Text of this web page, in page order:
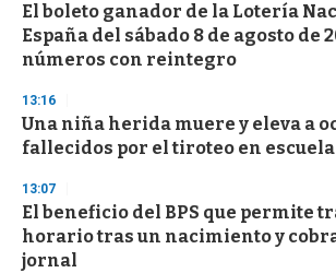
El boleto ganador de la Lotería
España del sábado 8 de agosto de
números con reintegro
13:16
Una niña herida muere y eleva a
fallecidos por el tiroteo en
13:07
El beneficio del BPS que permite
horario tras un nacimiento y
jornal